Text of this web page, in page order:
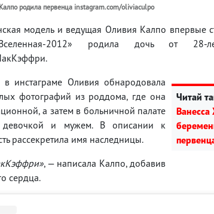
родила первенца instagram.com/oliviaculpo
модель и ведущая Оливия Калпо впервые
2012» родила дочь от 28-
Читай
инстаграме Оливия обнародовала
фотографий из роддома, где она
а затем в больничной палате
и мужем. В описании к
рассекретила имя наследницы.
, — написала Калпо, добавив
сердца.